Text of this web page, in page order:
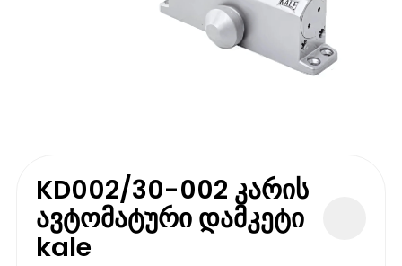
KD002/30-002 კარის
ავტომატური დამკეტი
kale